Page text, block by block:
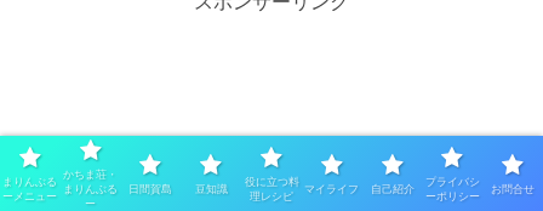
まりんぶる
ーメニュー
かちま荘・
まりんぶる
ー
日間賀島 豆知識
役に立つ料
理レシピ
マイライフ 自己紹介
プライバシ
ーポリシー
お問合せ